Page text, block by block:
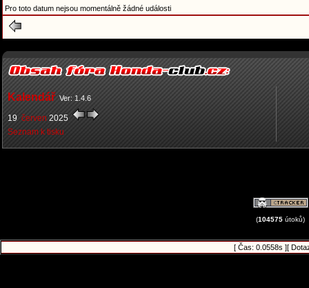
Pro toto datum nejsou momentálně žádné události
Kalendář Ver: 1.4.6
19 červen 2025
Seznam k tisku
(104575 útoků)
[ Čas: 0.0558s ][